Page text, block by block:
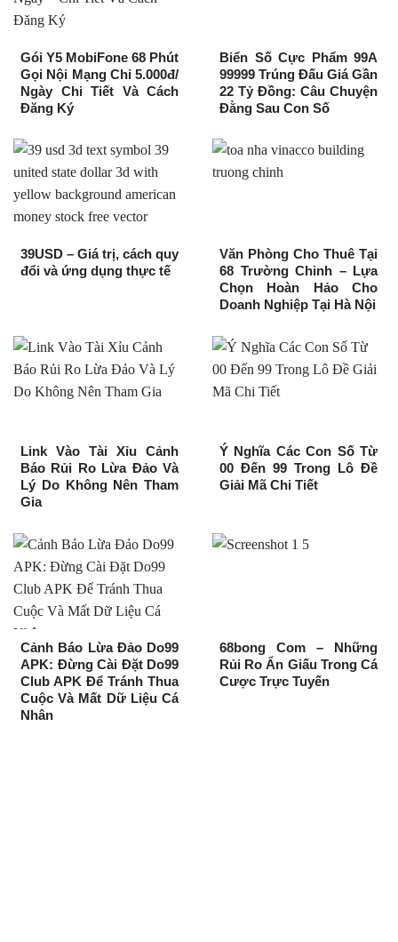
Gói Y5 MobiFone 68 Phút
Gọi Nội Mạng Chỉ 5.000đ/
Ngày Chi Tiết Và Cách
Đăng Ký
Biển Số Cực Phẩm 99A
99999 Trúng Đấu Giá Gần
22 Tỷ Đồng: Câu Chuyện
Đằng Sau Con Số
39USD – Giá trị, cách quy
đổi và ứng dụng thực tế
Văn Phòng Cho Thuê Tại
68 Trường Chinh – Lựa
Chọn Hoàn Hảo Cho
Doanh Nghiệp Tại Hà Nội
Link Vào Tài Xỉu Cảnh
Báo Rủi Ro Lừa Đảo Và
Lý Do Không Nên Tham
Gia
Ý Nghĩa Các Con Số Từ
00 Đến 99 Trong Lô Đề
Giải Mã Chi Tiết
Cảnh Báo Lừa Đảo Do99
APK: Đừng Cài Đặt Do99
Club APK Để Tránh Thua
Cuộc Và Mất Dữ Liệu Cá
Nhân
68bong Com – Những
Rủi Ro Ẩn Giấu Trong Cá
Cược Trực Tuyến